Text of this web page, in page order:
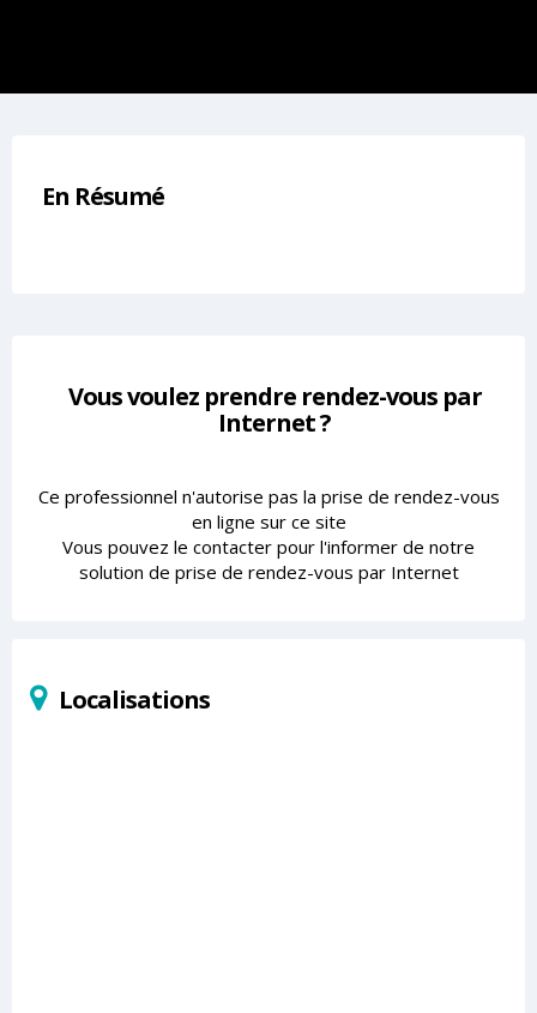
En Résumé
Vous voulez prendre rendez-vous par
Internet ?
Ce professionnel n'autorise pas la prise de rendez-vous
en ligne sur ce site
Vous pouvez le contacter pour l'informer de notre
solution de prise de rendez-vous par Internet
Localisations